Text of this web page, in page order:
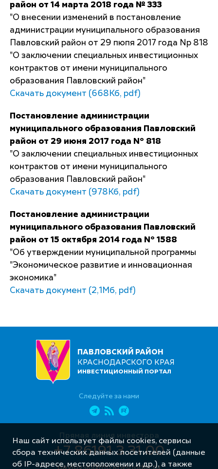
район от 14 марта 2018 года № 333
"О внесении изменений в постановление
администрации муниципального образования
Павловский район от 29 пюпя 2017 года Np 818
"О заключении специальных инвестиционных
контрактов от имени муниципального
образования Павловский район"
Скачать документ (668Кб, pdf)
Постановление администрации
муниципального образования Павловский
район от 29 июня 2017 года N° 818
"О заключении специальных инвестиционных
контрактов от имени муниципального
образования Павловский район"
Скачать документ (978Кб, pdf)
Постановление администрации
муниципального образования Павловский
район от 15 октября 2014 года N° 1588
"Об утверждении муниципальной программы
"Экономическое развитие и инновационная
экономика"
Скачать документ (2,1Мб, pdf)
ПАВЛОВСКИЙ РАЙОН
КРАСНОДАРСКОГО КРАЯ
ИНВЕСТИЦИОННЫЙ ПОРТАЛ
Следуйте за нами
Прямая линия инвестора
+7 86191 3 31 00
pavlovsk@mo.krasnodar.ru
Наш сайт использует файлы cookies, сервисы
сбора технических данных посетителей (данные
об IP-адресе, местоположении и др.), а также